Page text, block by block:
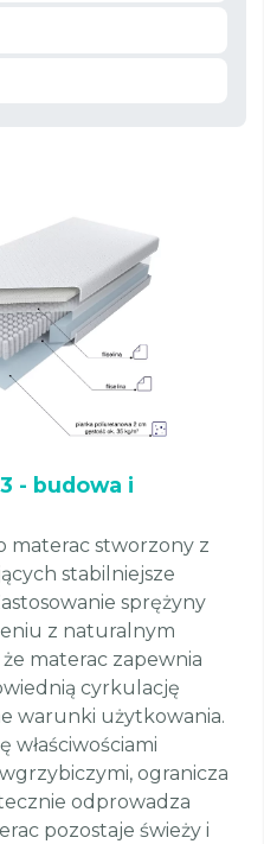
- budowa i
materac stworzony z
stabilniejsze
sprężyny
z naturalnym
materac zapewnia
cyrkulację
warunki użytkowania.
właściwościami
ogranicza
odprowadza
pozostaje świeży i